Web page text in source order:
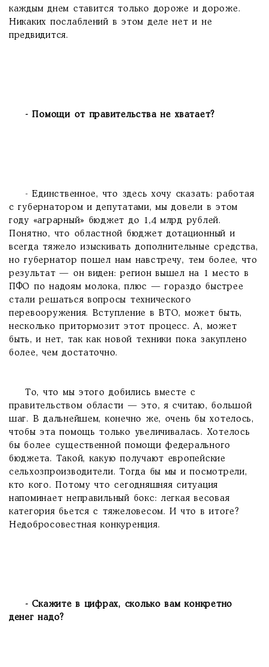
каждым днем ставится только дороже и дороже.
Никаких послаблений в этом деле нет и не
предвидится.
- Помощи от правительства не хватает?
- Единственное, что здесь хочу сказать: работая
с губернатором и депутатами, мы довели в этом
году «аграрный» бюджет до 1,4 млрд рублей.
Понятно, что областной бюджет дотационный и
всегда тяжело изыскивать дополнительные средства,
но губернатор пошел нам навстречу, тем более, что
результат — он виден: регион вышел на 1 место в
ПФО по надоям молока, плюс — гораздо быстрее
стали решаться вопросы технического
перевооружения. Вступление в ВТО, может быть,
несколько притормозит этот процесс. А, может
быть, и нет, так как новой техники пока закуплено
более, чем достаточно.
То, что мы этого добились вместе с
правительством области — это, я считаю, большой
шаг. В дальнейшем, конечно же, очень бы хотелось,
чтобы эта помощь только увеличивалась. Хотелось
бы более существенной помощи федерального
бюджета. Такой, какую получают европейские
сельхозпроизводители. Тогда бы мы и посмотрели,
кто кого. Потому что сегодняшняя ситуация
напоминает неправильный бокс: легкая весовая
категория бьется с тяжеловесом. И что в итоге?
Недобросовестная конкуренция.
- Скажите в цифрах, сколько вам конкретно
денег надо?